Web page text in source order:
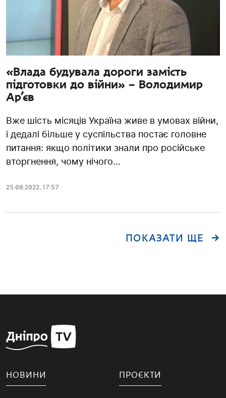
«Влада будувала дороги замість
підготовки до війни» – Володимир
Ар’єв
Вже шість місяців Україна живе в умовах війни,
і дедалі більше у суспільства постає головне
питання: якщо політики знали про російське
вторгнення, чому нічого...
25.08.2022, 17:57
ПОКАЗАТИ ЩЕ
НОВИНИ ПРОЄКТИ